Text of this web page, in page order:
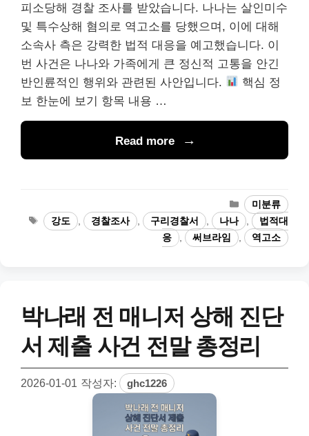
피소당해 경찰 조사를 받았습니다. 나나는 살인미수
및 특수상해 혐의로 역고소를 당했으며, 이에 대해
소속사 측은 강력한 법적 대응을 예고했습니다. 이
번 사건은 나나와 가족에게 큰 정신적 고통을 안긴
반인륜적인 행위와 관련된 사안입니다.
핵심 정
보 한눈에 보기 항목 내용 …
Read more
카
테
고
리
미분류
태
그
강도 경찰조사 구리경찰서 나나
법적대
응
써브라임 역고소
박나래 전 매니저 상해 진단
서 제출 사건 전말 총정리
2026-01-01 작성자: ghc1226